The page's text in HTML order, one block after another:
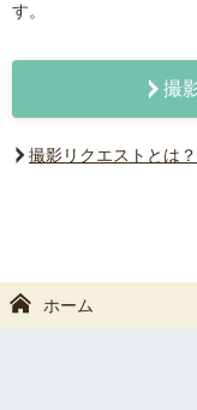
す。
撮
撮影リクエストとは？
ホーム